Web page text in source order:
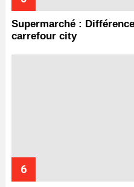
Supermarché :
carrefour city